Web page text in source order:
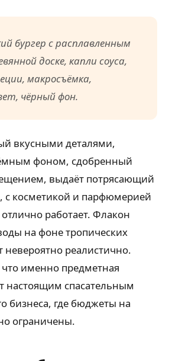
бургер с расплавленным
доске, капли соуса,
макросъёмка,
чёрный фон.
вкусными деталями,
фоном, сдобренный
выдаёт потрясающий
с косметикой и парфюмерией
работает. Флакон
на фоне тропических
невероятно реалистично.
именно предметная
настоящим спасательным
бизнеса, где бюджеты на
ограничены.